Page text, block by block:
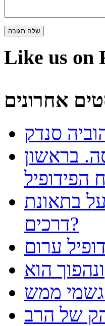
Like us on
אחרונים
בראשון
הפידופיל
בתאונת
דרכים?
ערום
ונהפוך הוא
גשמי ממש
של הרב